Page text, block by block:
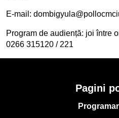
E-mail:
Program de audiență: joi între
0266 315120 / 221
Pagini